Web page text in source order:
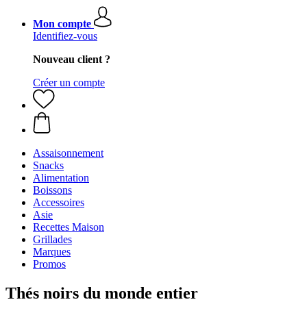
Mon compte
Identifiez-vous
Nouveau client ?
Créer un compte
Assaisonnement
Snacks
Alimentation
Boissons
Accessoires
Asie
Recettes Maison
Grillades
Marques
Promos
Thés noirs du monde entier